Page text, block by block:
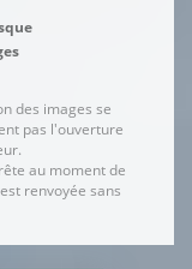
des images se
pas l'ouverture
au moment de
renvoyée sans